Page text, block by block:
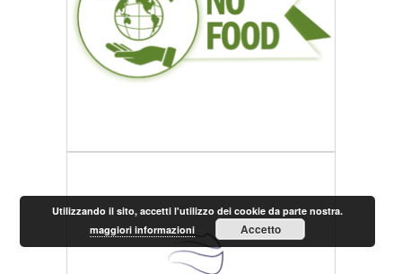
Utilizzando il sito, accetti l'utilizzo dei cookie da parte nostra.
maggiori informazioni
Accetto